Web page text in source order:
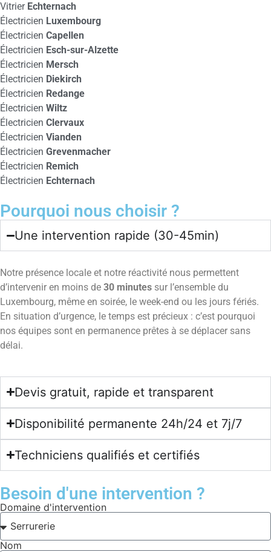
Vitrier Echternach
Électricien Luxembourg
Électricien Capellen
Électricien Esch-sur-Alzette
Électricien Mersch
Électricien Diekirch
Électricien Redange
Électricien Wiltz
Électricien Clervaux
Électricien Vianden
Électricien Grevenmacher
Électricien Remich
Électricien Echternach
Pourquoi nous choisir ?
Une intervention rapide (30-45min)
Notre présence locale et notre réactivité nous permettent
d’intervenir en moins de 30 minutes sur l’ensemble du
Luxembourg, même en soirée, le week-end ou les jours fériés.
En situation d’urgence, le temps est précieux : c’est pourquoi
nos équipes sont en permanence prêtes à se déplacer sans
délai.
Devis gratuit, rapide et transparent
Disponibilité permanente 24h/24 et 7j/7
Techniciens qualifiés et certifiés
Besoin d'une intervention ?
Domaine d'intervention
Nom